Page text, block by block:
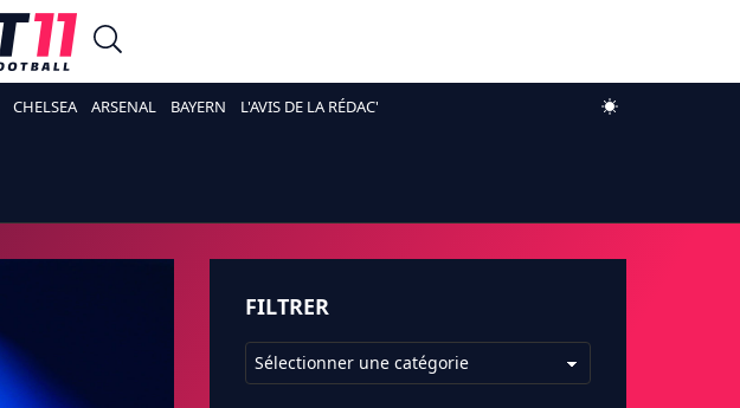
CHELSEA ARSENAL BAYERN L'AVIS DE LA RÉDAC'
FILTRER